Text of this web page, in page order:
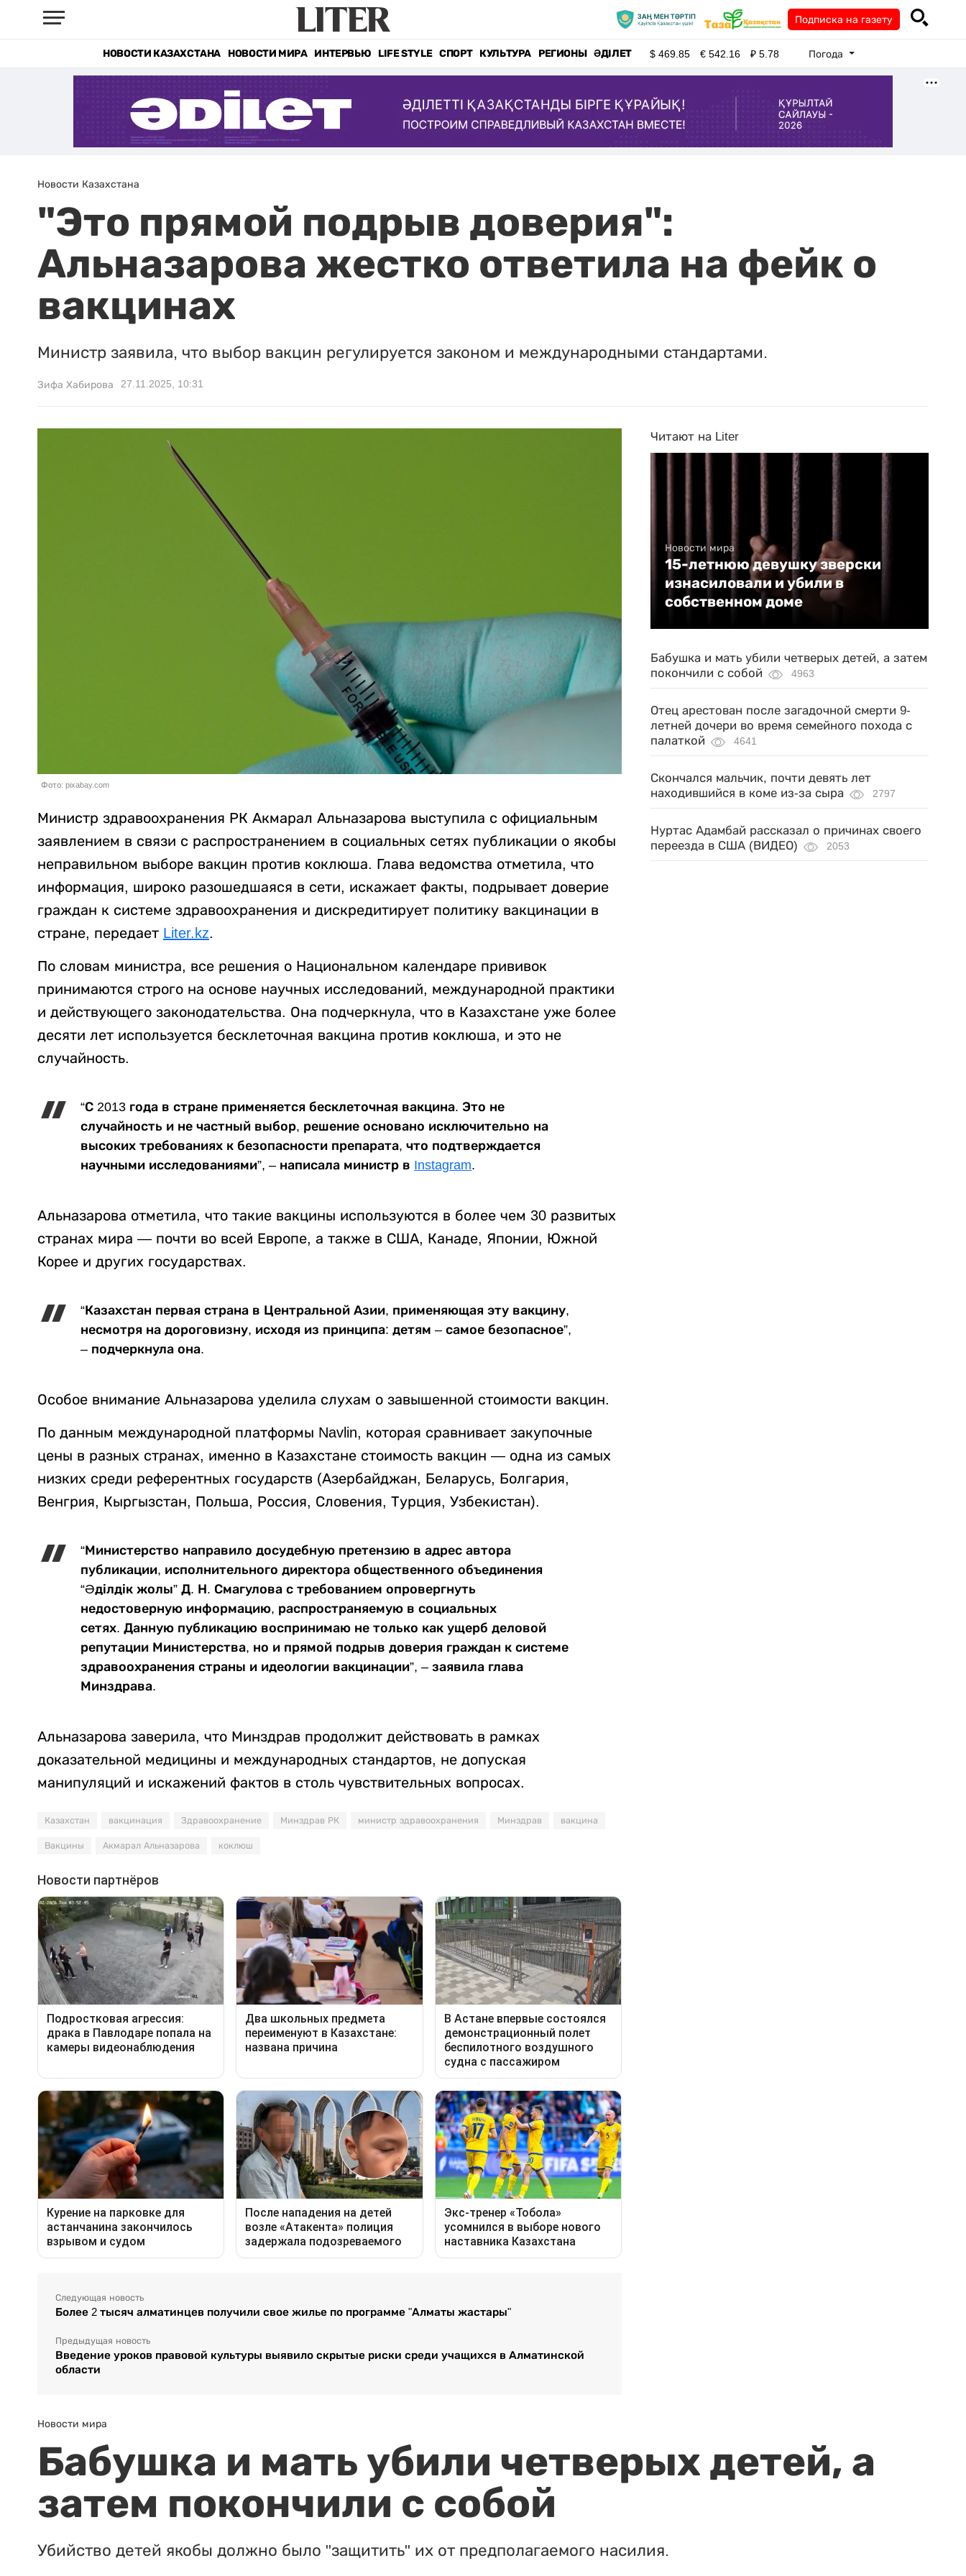
Подписка на газету
НОВОСТИ КАЗАХСТАНА НОВОСТИ МИРА ИНТЕРВЬЮ LIFE STYLE СПОРТ КУЛЬТУРА РЕГИОНЫ ӘДІЛЕТ $469.85 €542.16 ₽5.78 Погода
Новости Казахстана
"Это прямой подрыв доверия":
Альназарова жестко ответила на фейк о
вакцинах
Министр заявила, что выбор вакцин регулируется законом и международными стандартами.
Зифа Хабирова 27.11.2025, 10:31
Фото: pixabay.com
Министр здравоохранения РК Акмарал Альназарова выступила с официальным
заявлением в связи с распространением в социальных сетях публикации о якобы
неправильном выборе вакцин против коклюша. Глава ведомства отметила, что
информация, широко разошедшаяся в сети, искажает факты, подрывает доверие
граждан к системе здравоохранения и дискредитирует политику вакцинации в
стране, передает Liter.kz.
По словам министра, все решения о Национальном календаре прививок
принимаются строго на основе научных исследований, международной практики
и действующего законодательства. Она подчеркнула, что в Казахстане уже более
десяти лет используется бесклеточная вакцина против коклюша, и это не
случайность.
“С 2013 года в стране применяется бесклеточная вакцина. Это не
случайность и не частный выбор, решение основано исключительно на
высоких требованиях к безопасности препарата, что подтверждается
научными исследованиями”, – написала министр в Instagram.
Альназарова отметила, что такие вакцины используются в более чем 30 развитых
странах мира — почти во всей Европе, а также в США, Канаде, Японии, Южной
Корее и других государствах.
“Казахстан первая страна в Центральной Азии, применяющая эту вакцину,
несмотря на дороговизну, исходя из принципа: детям – самое безопасное”,
– подчеркнула она.
Особое внимание Альназарова уделила слухам о завышенной стоимости вакцин.
По данным международной платформы Navlin, которая сравнивает закупочные
цены в разных странах, именно в Казахстане стоимость вакцин — одна из самых
низких среди референтных государств (Азербайджан, Беларусь, Болгария,
Венгрия, Кыргызстан, Польша, Россия, Словения, Турция, Узбекистан).
“Министерство направило досудебную претензию в адрес автора
публикации, исполнительного директора общественного объединения
“Әділдік жолы” Д. Н. Смагулова с требованием опровергнуть
недостоверную информацию, распространяемую в социальных
сетях. Данную публикацию воспринимаю не только как ущерб деловой
репутации Министерства, но и прямой подрыв доверия граждан к системе
здравоохранения страны и идеологии вакцинации”, – заявила глава
Минздрава.
Альназарова заверила, что Минздрав продолжит действовать в рамках
доказательной медицины и международных стандартов, не допуская
манипуляций и искажений фактов в столь чувствительных вопросах.
Казахстан вакцинация Здравоохранение Минздрав РК министр здравоохранения Минздрав вакцина
Вакцины Акмарал Альназарова коклюш
Следующая новость
Более 2 тысяч алматинцев получили свое жилье по программе "Алматы жастары"
Предыдущая новость
Введение уроков правовой культуры выявило скрытые риски среди учащихся в Алматинской
области
Читают на Liter
Новости мира
15-летнюю девушку зверски
изнасиловали и убили в
собственном доме
Бабушка и мать убили четверых детей, а затем
покончили с собой
4963
Отец арестован после загадочной смерти 9-
летней дочери во время семейного похода с
палаткой
4641
Скончался мальчик, почти девять лет
находившийся в коме из-за сыра
2797
Нуртас Адамбай рассказал о причинах своего
переезда в США (ВИДЕО)
2053
Новости мира
Бабушка и мать убили четверых детей, а
затем покончили с собой
Убийство детей якобы должно было "защитить" их от предполагаемого насилия.